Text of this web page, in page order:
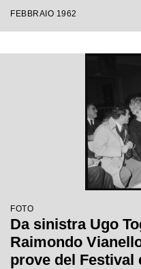
FEBBRAIO 1962
FOTO
Da sinistra Ugo
Raimondo
prove del Festival